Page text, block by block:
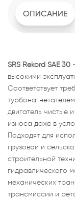
ОПИСАНИЕ
SRS Rekord SAE 30
высокими
Соответствует
двигатель чистые
износа даже в
Подходят для
грузовой и
строительной
гидравлического
механических
трансмиссии и